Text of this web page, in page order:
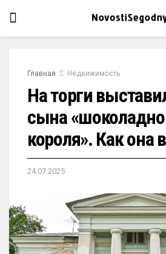
Главная Недвижимость
На торги
сына
короля». Как она
24.07.2025